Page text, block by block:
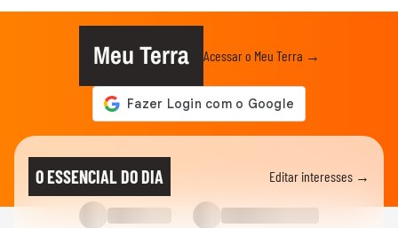
Meu Terra Acessar o Meu Terra →
O ESSENCIAL DO DIA Editar interesses →